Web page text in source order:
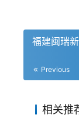
福建闽瑞
Previous
相关推